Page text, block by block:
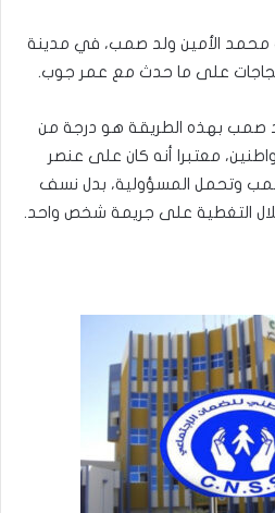
محمد الأمين ولد صمب، في مدينة
على ما حدث مع عمر جوب.
صمب بهذه الطريقة هو درجة من
معتبرا أنه كان على عنصر
صمب وتحمل المسؤولية، بدل نسف
التغطية على جريمة شخص واحد.